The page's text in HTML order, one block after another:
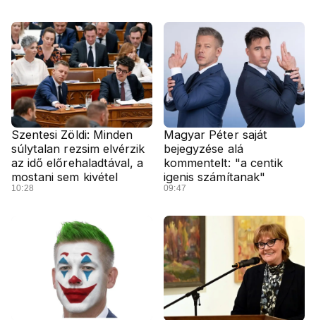
Szentesi Zöldi: Minden
súlytalan rezsim elvérzik
az idő előrehaladtával, a
mostani sem kivétel
10:28
Magyar Péter saját
bejegyzése alá
kommentelt: "a centik
igenis számítanak"
09:47